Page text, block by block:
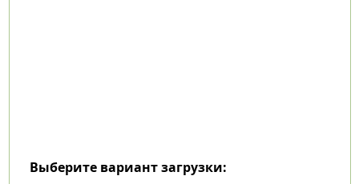
Выберите вариант загрузки: